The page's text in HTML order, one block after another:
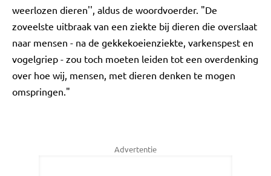
weerlozen dieren'', aldus de woordvoerder. "De
zoveelste uitbraak van een ziekte bij dieren die overslaat
naar mensen - na de gekkekoeienziekte, varkenspest en
vogelgriep - zou toch moeten leiden tot een overdenking
over hoe wij, mensen, met dieren denken te mogen
omspringen."
Advertentie